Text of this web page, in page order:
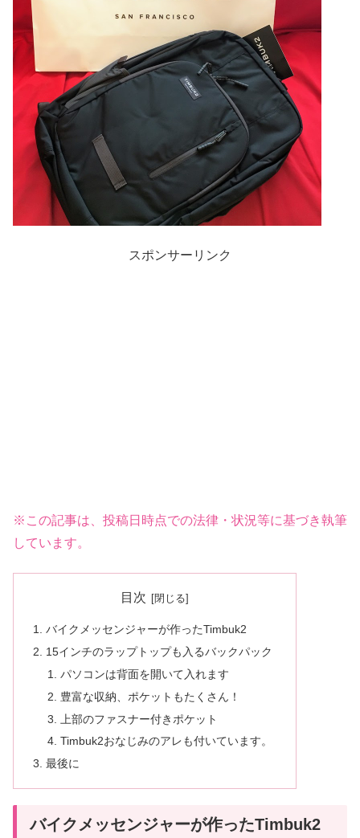
スポンサーリンク
※この記事は、投稿日時点での法律・状況等に基づき執筆
しています。
目次
バイクメッセンジャーが作ったTimbuk2
15インチのラップトップも入るバックパック
パソコンは背面を開いて入れます
豊富な収納、ポケットもたくさん！
上部のファスナー付きポケット
Timbuk2おなじみのアレも付いています。
最後に
バイクメッセンジャーが作ったTimbuk2